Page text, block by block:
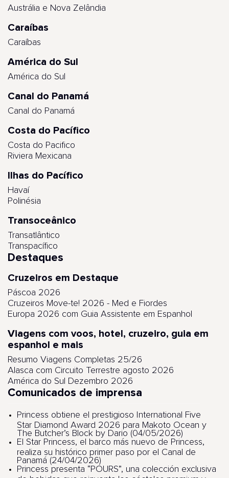
Austrália e Nova Zelândia
Caraíbas
Caraíbas
América do Sul
América do Sul
Canal do Panamá
Canal do Panamá
Costa do Pacífico
Costa do Pacifico
Riviera Mexicana
Ilhas do Pacífico
Havaí
Polinésia
Transoceânico
Transatlântico
Transpacífico
Destaques
Cruzeiros em Destaque
Páscoa 2026
Cruzeiros Move-te! 2026 - Med e Fiordes
Europa 2026 com Guia Assistente em Espanhol
Viagens com voos, hotel, cruzeiro, guia em
espanhol e mais
Resumo Viagens Completas 25/26
Alasca com Circuito Terrestre agosto 2026
América do Sul Dezembro 2026
Comunicados de imprensa
Princess obtiene el prestigioso International Five
Star Diamond Award 2026 para Makoto Ocean y
The Butcher’s Block by Dario (04/05/2026)
El Star Princess, el barco más nuevo de Princess,
realiza su histórico primer paso por el Canal de
Panamá (24/04/2026)
Princess presenta “POURS”, una colección exclusiva